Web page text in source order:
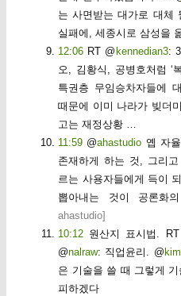
는 사면받는 대가로 대체
실패에, 세종시로 삼성을
12:06 RT @ kennedian3:
오, 김황식, 공병호처럼 ‘
특권층 무임승차자들에
때문에 이미 나라가 빚더
고는 재정상황 …
11:59 @ahastudio 옙 자
존재하게 하는 것, 그리
르는 사용자들에게 득이
뽑아내는 것이 공론화
ahastudio]
10:12 원산지 표시법.
@nalraw: 직업윤리. @
은 기술을 쓸 때 그렇게
피하겠다